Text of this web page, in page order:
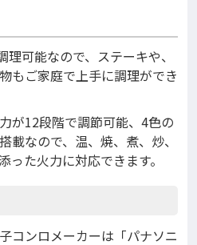
可能なので、ステーキや、
もご家庭で上手に調理ができ
が12段階で調節可能、4色の
載なので、温、焼、煮、炒、
った火力に対応できます。
コンロメーカーは「パナソニ